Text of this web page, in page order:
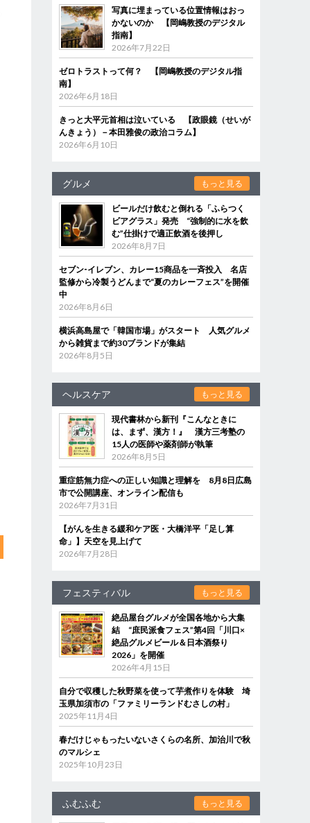
写真に埋まっている位置情報はおっ
かないのか 【岡嶋教授のデジタル
指南】
2026年7月22日
ゼロトラストって何？ 【岡嶋教授のデジタル指
南】
2026年6月18日
きっと大平元首相は泣いている 【政眼鏡（せいが
んきょう）－本田雅俊の政治コラム】
2026年6月10日
グルメ もっと見る
ビールだけ飲むと倒れる「ふらつく
ビアグラス」発売 “強制的に水を飲
む”仕掛けで適正飲酒を後押し
2026年8月7日
セブン‐イレブン、カレー15商品を一斉投入 名店
監修から冷製うどんまで“夏のカレーフェス”を開催
中
2026年8月6日
横浜高島屋で「韓国市場」がスタート 人気グルメ
から雑貨まで約30ブランドが集結
2026年8月5日
ヘルスケア もっと見る
現代書林から新刊『こんなときに
は、まず、漢方！』 漢方三考塾の
15人の医師や薬剤師が執筆
2026年8月5日
重症筋無力症への正しい知識と理解を 8月8日広島
市で公開講座、オンライン配信も
2026年7月31日
【がんを生きる緩和ケア医・大橋洋平「足し算
命」】天空を見上げて
2026年7月28日
フェスティバル もっと見る
絶品屋台グルメが全国各地から大集
結 “庶民派食フェス”第4回「川口×
絶品グルメビール＆日本酒祭り
2026」を開催
2026年4月15日
自分で収穫した秋野菜を使って芋煮作りを体験 埼
玉県加須市の「ファミリーランドむさしの村」
2025年11月4日
春だけじゃもったいないさくらの名所、加治川で秋
のマルシェ
2025年10月23日
ふむふむ もっと見る